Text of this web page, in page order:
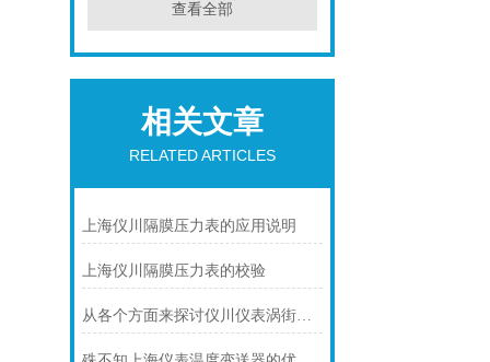
查看全部
相关文章
RELATED ARTICLES
上海仪川隔膜压力表的应用说明
上海仪川隔膜压力表的校验
从各个方面来探讨仪川仪表涡街流量计的技术特点